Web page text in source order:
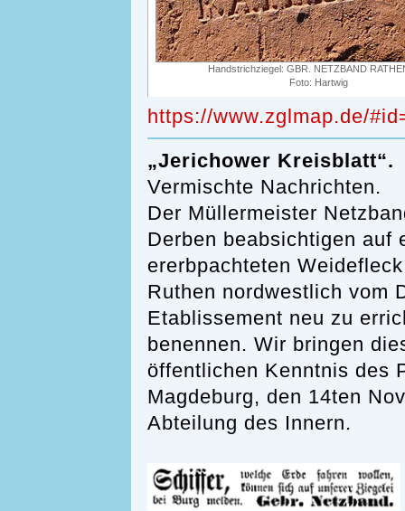
Handstrichziegel: GBR. NETZBAND
Foto: Hartwig
https://www.zglmap.de/
„Jerichower Kreisblatt“.
Vermischte Nachrichten.
Der Müllermeister
Derben beabsichtigen auf
ererbpachteten
Ruthen nordwestlich vom
Etablissement neu zu
benennen. Wir bringen
öffentlichen Kenntnis des
Magdeburg, den 14ten
Abteilung des Innern.